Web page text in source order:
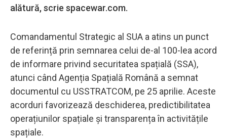
alătură, scrie spacewar.com.
Comandamentul Strategic al SUA a atins un punct
de referință prin semnarea celui de-al 100-lea acord
de informare privind securitatea spațială (SSA),
atunci când Agenția Spațială Română a semnat
documentul cu USSTRATCOM, pe 25 aprilie. Aceste
acorduri favorizează deschiderea, predictibilitatea
operațiunilor spațiale și transparența în activitățile
spațiale.